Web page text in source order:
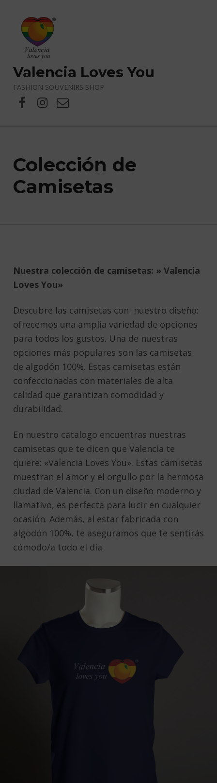
Valencia Loves You
FASHION SOUVENIRS SHOP
Facebook
X Correo electrónico
Colección de
Camisetas
Nuestra colección de camisetas: » Valencia
Loves You»
Descubre las camisetas con nuestro diseño:
ofrecemos una amplia variedad de opciones
para todos los gustos. Una de nuestras
opciones más populares son las camisetas
de algodón 100%. Estas camisetas están
confeccionadas con materiales de alta
calidad que garantizan comodidad y
durabilidad.
En nuestro catalogo encuentras nuestras
camisetas que te dicen que Valencia te
quiere: «Valencia Loves You». Estas camisetas
muestran el amor y el orgullo por la hermosa
ciudad de Valencia. Con un diseño moderno y
llamativo, es perfecta para lucir en cualquier
ocasión. Además, al estar fabricada con
algodón 100%, te aseguramos que te sentirás
cómodo/a todo el día.